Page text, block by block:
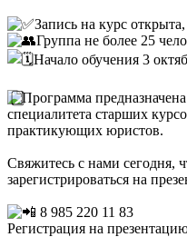
Запись на курс
Группа не более 25
Начало обучения 3
Программа
специалитета старших
практикующих юристов.
Свяжитесь с нами сегодня,
зарегистрироваться на
8 985 220 11 83
Регистрация на